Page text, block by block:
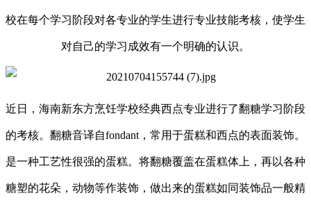
校在每个学习阶段对各专业的学生进行专业技能考核，使学生
对自己的学习成效有一个明确的认识。
近日， 海南新东方烹饪学校经典西点专业进行了翻糖学习阶段
的考核。翻糖音译自fondant，常用于蛋糕和西点的表面装饰。
是一种工艺性很强的蛋糕。将翻糖覆盖在蛋糕体上，再以各种
糖塑的花朵，动物等作装饰，做出来的蛋糕如同装饰品一般精